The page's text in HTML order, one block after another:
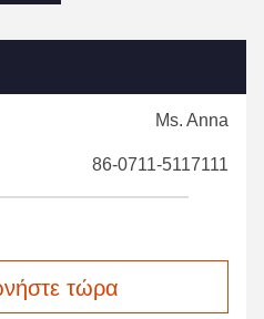
Ms. Anna
86-0711-5117111
τώρα